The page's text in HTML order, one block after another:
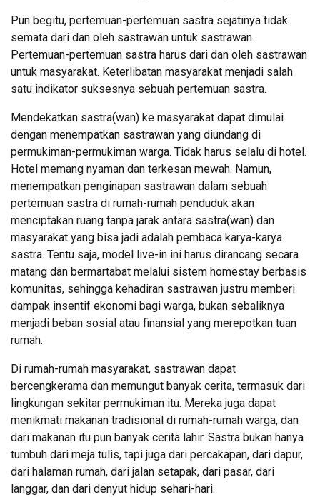
Pun begitu, pertemuan-pertemuan sastra sejatinya tidak
semata dari dan oleh sastrawan untuk sastrawan.
Pertemuan-pertemuan sastra harus dari dan oleh sastrawan
untuk masyarakat. Keterlibatan masyarakat menjadi salah
satu indikator suksesnya sebuah pertemuan sastra.
Mendekatkan sastra(wan) ke masyarakat dapat dimulai
dengan menempatkan sastrawan yang diundang di
permukiman-permukiman warga. Tidak harus selalu di hotel.
Hotel memang nyaman dan terkesan mewah. Namun,
menempatkan penginapan sastrawan dalam sebuah
pertemuan sastra di rumah-rumah penduduk akan
menciptakan ruang tanpa jarak antara sastra(wan) dan
masyarakat yang bisa jadi adalah pembaca karya-karya
sastra. Tentu saja, model live-in ini harus dirancang secara
matang dan bermartabat melalui sistem homestay berbasis
komunitas, sehingga kehadiran sastrawan justru memberi
dampak insentif ekonomi bagi warga, bukan sebaliknya
menjadi beban sosial atau finansial yang merepotkan tuan
rumah.
Di rumah-rumah masyarakat, sastrawan dapat
bercengkerama dan memungut banyak cerita, termasuk dari
lingkungan sekitar permukiman itu. Mereka juga dapat
menikmati makanan tradisional di rumah-rumah warga, dan
dari makanan itu pun banyak cerita lahir. Sastra bukan hanya
tumbuh dari meja tulis, tapi juga dari percakapan, dari dapur,
dari halaman rumah, dari jalan setapak, dari pasar, dari
langgar, dan dari denyut hidup sehari-hari.